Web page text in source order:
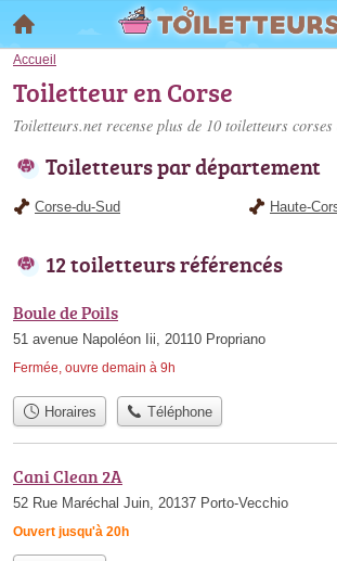
Accueil
Toiletteur en Corse
Toiletteurs.net recense plus de 10 toiletteurs corses
Toiletteurs par département
Corse-du-Sud Haute-
12 toiletteurs référencés
Boule de Poils
51 avenue Napoléon Iii, 20110 Propriano
Fermée, ouvre demain à 9h
Horaires Téléphone
Cani Clean 2A
52 Rue Maréchal Juin, 20137 Porto-Vecchio
Ouvert jusqu'à 20h